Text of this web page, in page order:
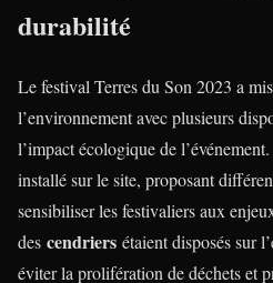
durabilité
Le festival Terres du Son 2023 a
l’environnement avec plusieurs
l’impact écologique de
installé sur le site, proposant
sensibiliser les festivaliers aux
des cendriers étaient disposés sur
éviter la prolifération de déchets et